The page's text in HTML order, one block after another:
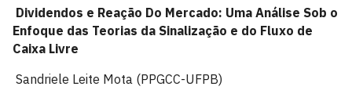
Dividendos e Reação Do Mercado: Uma Análise Sob o
Enfoque das Teorias da Sinalização e do Fluxo de
Caixa Livre
Sandriele Leite Mota (PPGCC-UFPB)